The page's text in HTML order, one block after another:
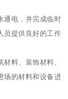
通电，并完成临时
员提供良好的工作
料、装饰材料、
场的材料和设备进